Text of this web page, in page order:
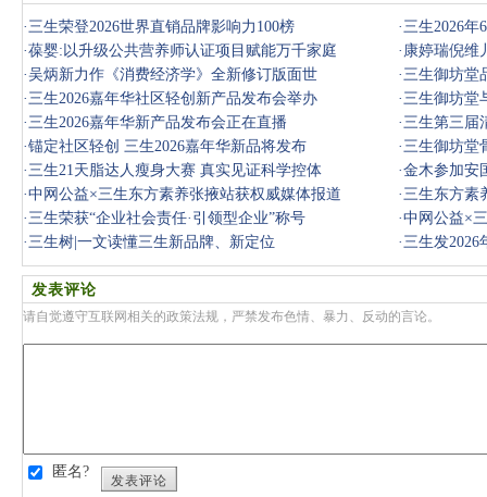
·三生荣登2026世界直销品牌影响力100榜 ·三生2026年
·葆婴:以升级公共营养师认证项目赋能万千家庭 · 康婷瑞倪维
·吴炳新力作《消费经济学》全新修订版面世 ·三生御坊堂
·三生2026嘉年华社区轻创新产品发布会举办 ·三生御坊堂
满落幕
·三生2026嘉年华新产品发布会正在直播 ·三生第三届
·锚定社区轻创 三生2026嘉年华新品将发布 ·三生御坊堂
·三生21天脂达人瘦身大赛 真实见证科学控体 ·金木参加安
·中网公益×三生东方素养张掖站获权威媒体报道 ·三生东方素
·三生荣获“企业社会责任·引领型企业”称号 ·中网公益×
·三生树|一文读懂三生新品牌、新定位 ·三生发2026
发表评论
请自觉遵守互联网相关的政策法规，严禁发布色情、暴力、反动的言论。
匿名?
发表评论